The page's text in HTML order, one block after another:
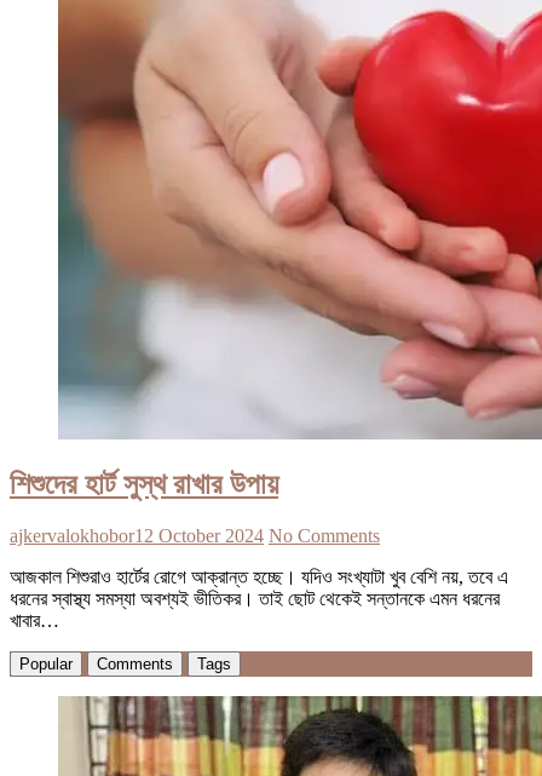
শিশুদের হার্ট সুস্থ রাখার উপায়
ajkervalokhobor12 October 2024 No Comments
আজকাল শিশুরাও হার্টের রোগে আক্রান্ত হচ্ছে। যদিও সংখ্যাটা খুব বেশি নয়, তবে এ
ধরনের স্বাস্থ্য সমস্যা অবশ্যই ভীতিকর। তাই ছোট থেকেই সন্তানকে এমন ধরনের
খাবার…
Popular Comments Tags